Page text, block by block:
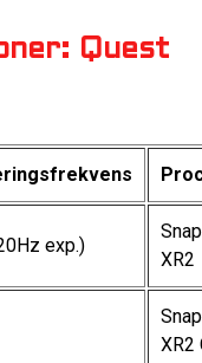
Quest
exp.)
XR2
XR2